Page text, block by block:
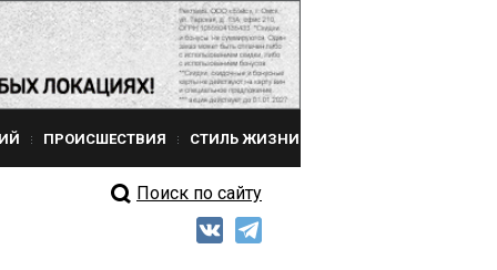
ПРОИСШЕСТВИЯ СТИЛЬ ЖИЗНИ
Поиск по сайту